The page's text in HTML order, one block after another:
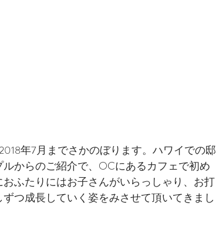
年7月までさかのぼります。ハワイでの邸
からのご紹介で、OCにあるカフェで初め
ふたりにはお子さんがいらっしゃり、お打
つ成長していく姿をみさせて頂いてきまし